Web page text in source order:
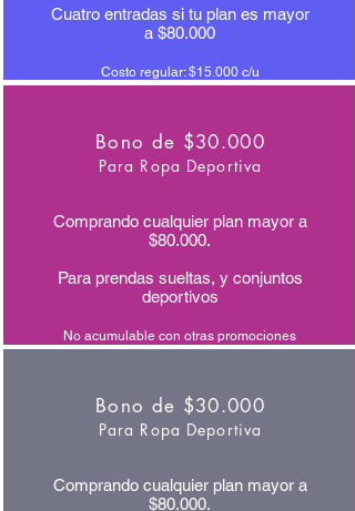
Cuatro entradas si tu plan es mayor
a $80.000
Costo regular: $15.000 c/u
Bono de $30.000
Para Ropa Deportiva
Comprando cualquier plan mayor a
$80.000.
Para prendas sueltas, y conjuntos
deportivos
No acumulable con otras promociones
Bono de $30.000
Para Ropa Deportiva
Comprando cualquier plan mayor a
$80.000.